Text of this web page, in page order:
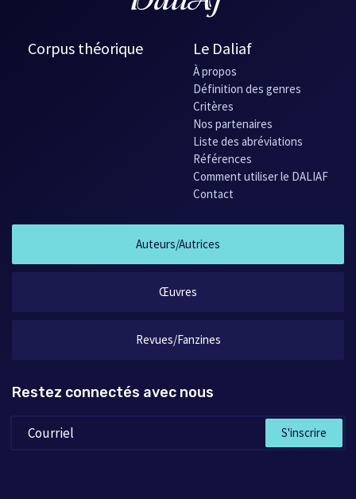
Corpus théorique Le Daliaf
À propos
Définition des genres
Critères
Nos partenaires
Liste des abréviations
Références
Comment utiliser le DALIAF
Contact
Auteurs/Autrices
Œuvres
Revues/Fanzines
Restez connectés avec nous
S'inscrire